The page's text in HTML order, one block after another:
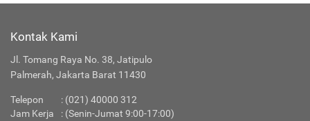
Kontak Kami
Jl. Tomang Raya No. 38, Jatipulo
Palmerah, Jakarta Barat 11430
Telepon : (021) 40000 312
Jam Kerja
: (Senin-Jumat 9:00-17:00)